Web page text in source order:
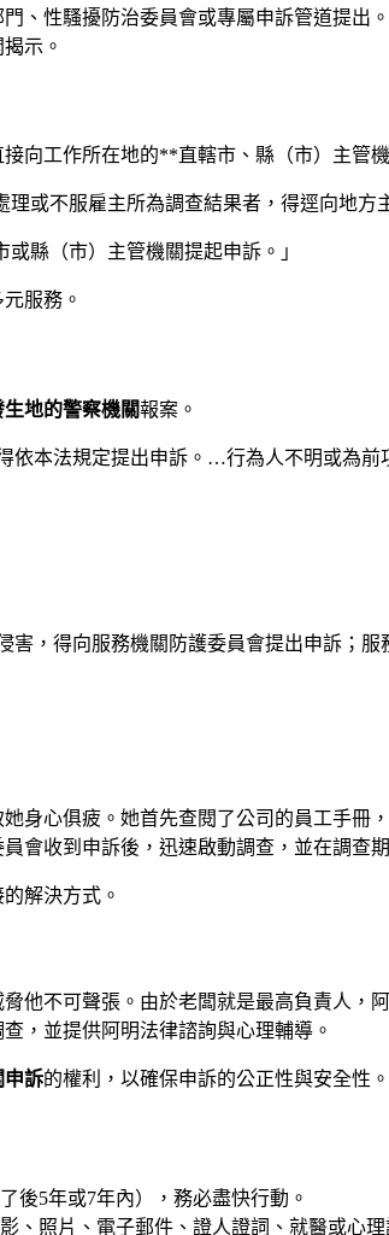
、性騷擾防治委員會或專屬申訴管道提出
示。
接向工作所在地的**直轄市、縣（市）主管
或不服雇主所為調查結果者，得逕向地方
縣（市）主管機關提起申訴。」
服務。
地的警察機關報案。
依本法規定提出申訴。…行為人不明或為
，得向服務機關防護委員會提出申訴；
身心俱疲。她首先查閱了公司的員工手冊
會收到申訴後，迅速啟動調查，並在調查
解決方式。
他不可聲張。由於老闆就是最高負責人，
，並提供阿明法律諮詢與心理輔導。
申訴的權利，以確保申訴的公正性與安全性。
後5年或7年內），務必盡快行動。
、照片、電子郵件、證人證詞、就醫或心理